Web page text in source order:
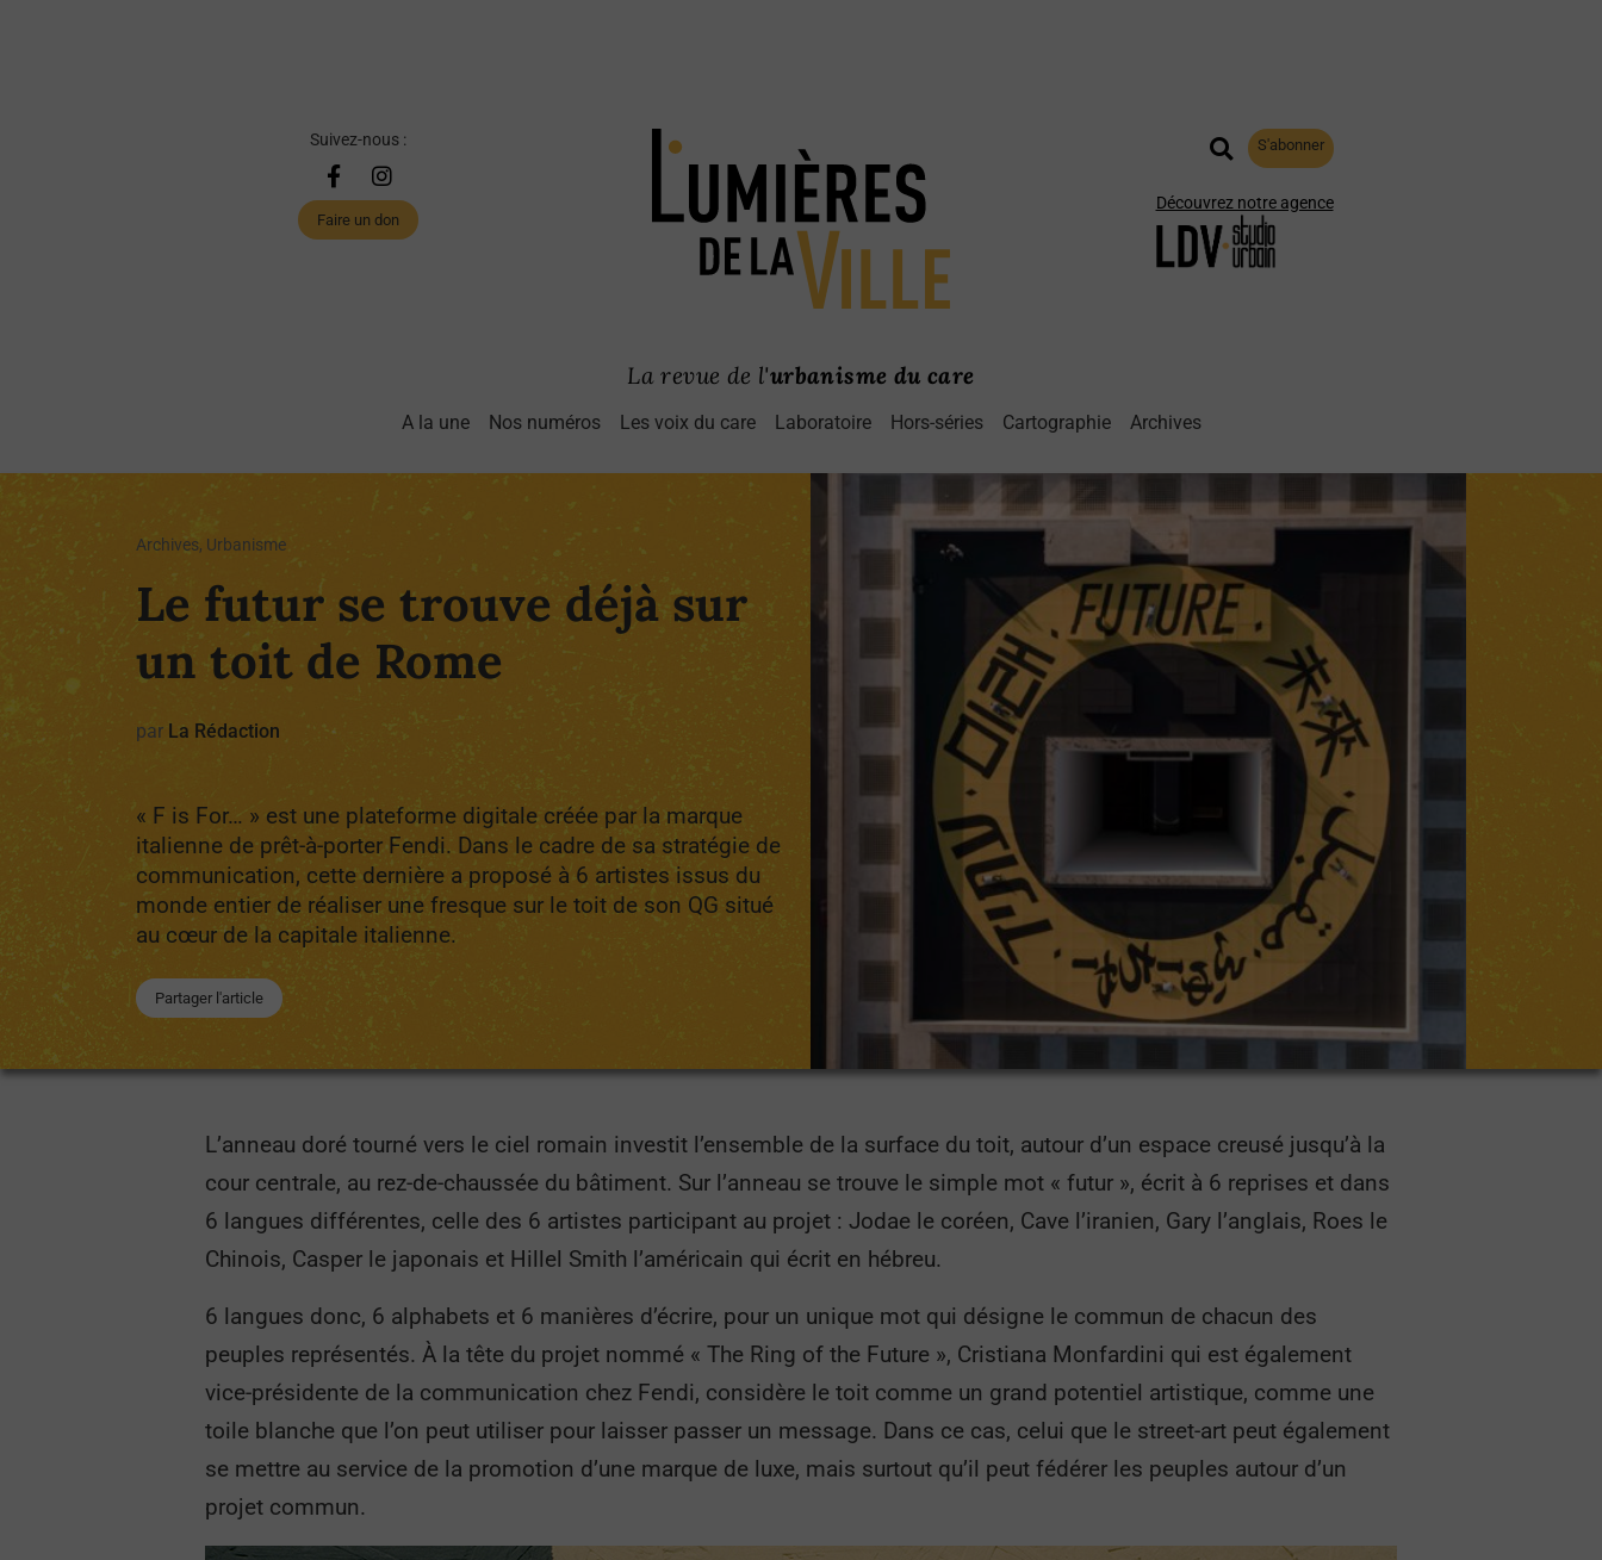
Suivez-nous :
Faire un don
S'abonner
Découvrez notre agence
La revue de l'urbanisme du care
A la une Nos numéros Les voix du care Laboratoire Hors-séries Cartographie Archives
Archives, Urbanisme
Le futur se trouve déjà sur
un toit de Rome
par La Rédaction
« F is For… » est une plateforme digitale créée par la marque
italienne de prêt-à-porter Fendi. Dans le cadre de sa stratégie de
communication, cette dernière a proposé à 6 artistes issus du
monde entier de réaliser une fresque sur le toit de son QG situé
au cœur de la capitale italienne.
Partager l'article
L’anneau doré tourné vers le ciel romain investit l’ensemble de la surface du toit, autour d’un espace creusé jusqu’à la
cour centrale, au rez-de-chaussée du bâtiment. Sur l’anneau se trouve le simple mot « futur », écrit à 6 reprises et dans
6 langues différentes, celle des 6 artistes participant au projet : Jodae le coréen, Cave l’iranien, Gary l’anglais, Roes le
Chinois, Casper le japonais et Hillel Smith l’américain qui écrit en hébreu.
6 langues donc, 6 alphabets et 6 manières d’écrire, pour un unique mot qui désigne le commun de chacun des
peuples représentés. À la tête du projet nommé « The Ring of the Future », Cristiana Monfardini qui est également
vice-présidente de la communication chez Fendi, considère le toit comme un grand potentiel artistique, comme une
toile blanche que l’on peut utiliser pour laisser passer un message. Dans ce cas, celui que le street-art peut également
se mettre au service de la promotion d’une marque de luxe, mais surtout qu’il peut fédérer les peuples autour d’un
projet commun.